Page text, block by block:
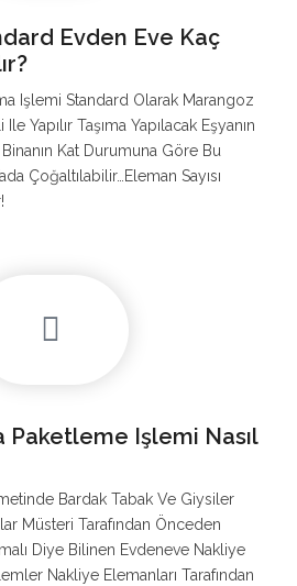
Evden Eve Kaç
Işlemi Standard Olarak Marangoz
Yapılır Taşıma Yapılacak Eşyanın
Kat Durumuna Göre Bu
Çoğaltılabilir…Eleman Sayısı
Paketleme Işlemi Nasıl
Bardak Tabak Ve Giysiler
Müsteri Tarafından Önceden
Diye Bilinen Evdeneve Nakliye
Nakliye Elemanları Tarafından